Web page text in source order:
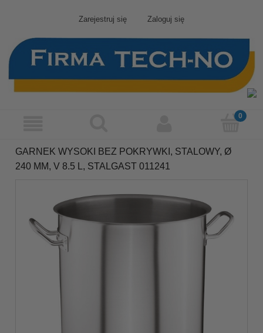
Zarejestruj się Zaloguj się
GARNEK WYSOKI BEZ POKRYWKI, STALOWY, Ø
240 MM, V 8.5 L, STALGAST 011241